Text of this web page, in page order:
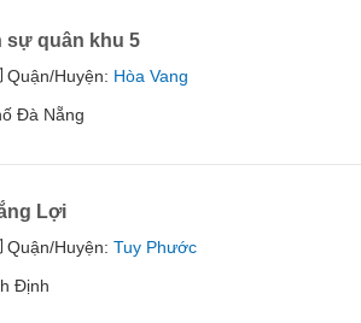
sự quân khu 5
Quận/Huyện: Hòa Vang
Đà Nẵng
Lợi
Quận/Huyện: Tuy Phước
Định